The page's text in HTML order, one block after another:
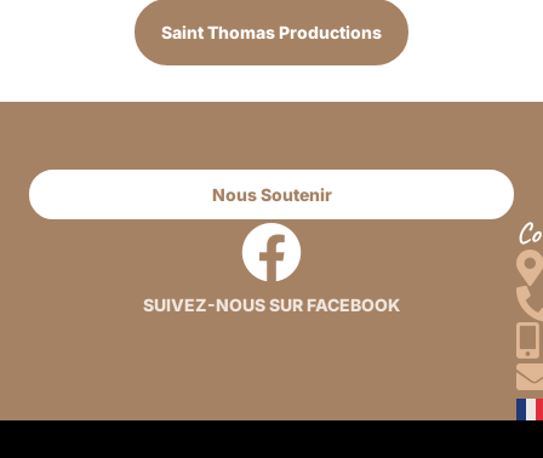
Saint Thomas Productions
Nous Soutenir
SUIVEZ-NOUS SUR FACEBOOK